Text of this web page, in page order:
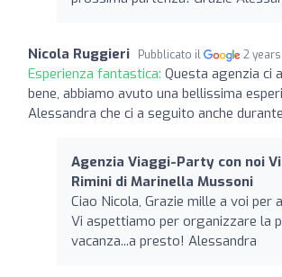
Nicola Ruggieri Pubblicato il 2
Esperienza fantastica: Questa agenzia ci
bene, abbiamo avuto una bellissima
Alessandra che ci a seguito anche
Agenzia Viaggi-Party con noi
Rimini di Marinella Mussoni
Ciao Nicola, Grazie mille a voi per
Vi aspettiamo per organizzare la
vacanza...a presto! Alessandra